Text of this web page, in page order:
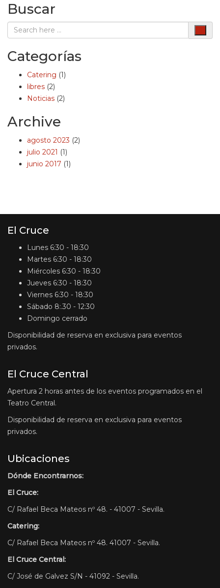
Buscar
Categorías
Catering (1)
libres (2)
Noticias (2)
Archive
agosto 2023 (2)
julio 2021 (1)
junio 2017 (1)
El Cruce
Lunes 6:30 - 18:30
Martes 6:30 - 18:30
Miércoles 6:30 - 18:30
Jueves 6:30 - 18:30
Viernes 6:30 - 18:30
Sábado 8:.30 - 12:30
Domingo cerrado
Disponibilidad de reserva en exclusiva para eventos
privados.
El Cruce Central
Apertura 2 horas antes de los eventos programados en el
Teatro Central.
Disponibilidad de reserva en exclusiva para eventos
privados.
Ubicaciones
Dónde Encontrarnos:
El Cruce:
C/ Rafael Beca Mateos nº 48. - 41007 - Sevilla.
Catering:
C/ Rafael Beca Mateos nº 48. 41007 - Sevilla.
El Cruce Central:
C/ José de Galvez S/N - 41092 - Sevilla.